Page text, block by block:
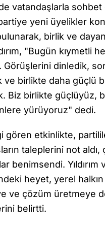
vatandaşlarla sohbet
partiye yeni üyelikler
birlik ve
"Bugün kıymetli
dinledik,
ve birlikte daha güçlü
Biz birlikte güçlüyüz,
yürüyoruz" dedi.
gören etkinlikte,
taleplerini not aldı,
benimsendi. Yıldırım
heyet, yerel halkın
ve çözüm üretmeye
belirtti.